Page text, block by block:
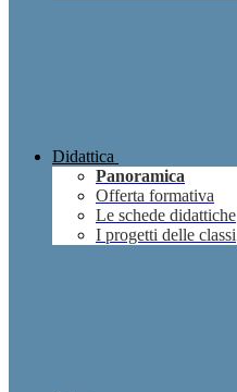
Didattica
Panoramica
Offerta formativa
Le schede didattiche
I progetti delle classi